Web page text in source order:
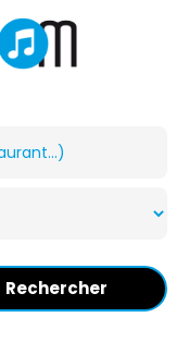
Rechercher